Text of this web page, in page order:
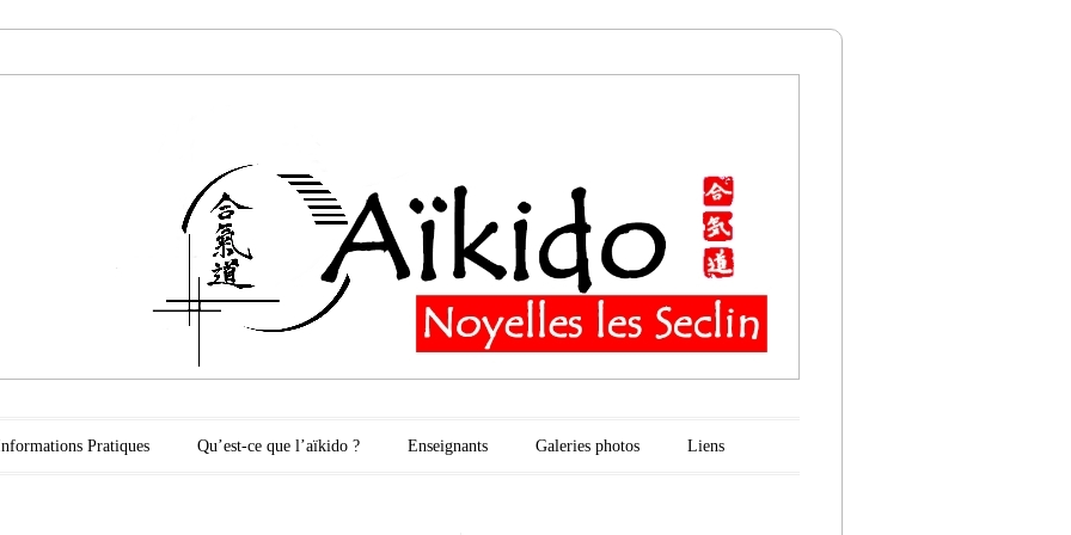
Pratiques Qu’est-ce que l’aïkido ? Enseignants Galeries photos Liens